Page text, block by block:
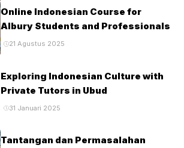
Online Indonesian Course for
Albury Students and Professionals
21 Agustus 2025
Exploring Indonesian Culture with
Private Tutors in Ubud
31 Januari 2025
Tantangan dan Permasalahan